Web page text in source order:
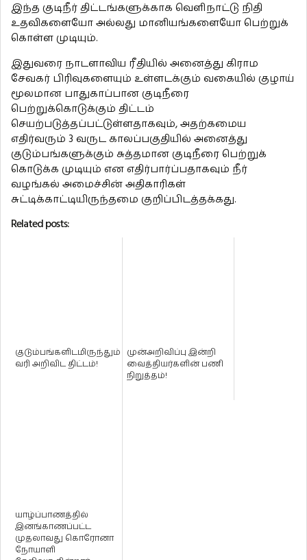
இந்த குடிநீர் திட்டங்களுக்காக வெளிநாட்டு நிதி
உதவிகளையோ அல்லது மானியங்களையோ பெற்றுக்
கொள்ள முடியும்.
இதுவரை நாடளாவிய ரீதியில் அனைத்து கிராம
சேவகர் பிரிவுகளையும் உள்ளடக்கும் வகையில் குழாய்
மூலமான பாதுகாப்பான குடிநீரை
பெற்றுக்கொடுக்கும் திட்டம்
செயற்படுத்தப்பட்டுள்ளதாகவும், அதற்கமைய
எதிர்வரும் 3 வருட காலப்பகுதியில் அனைத்து
குடும்பங்களுக்கும் சுத்தமான குடிநீரை பெற்றுக்
கொடுக்க முடியும் என எதிர்பார்ப்பதாகவும் நீர்
வழங்கல் அமைச்சின் அதிகாரிகள்
சுட்டிக்காட்டியிருந்தமை குறிப்பிடத்தக்கது.
Related posts:
குடும்பங்களிடமிருந்தும்
வரி அறிவிட திட்டம்!
முன்அறிவிப்பு இன்றி
வைத்தியர்களின் பணி
நிறுத்தம்!
யாழ்ப்பாணத்தில்
இனங்காணப்பட்ட
முதலாவது கொரோனா
நோயாளி